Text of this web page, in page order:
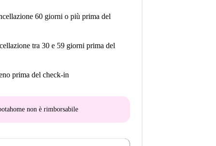
60 giorni o più prima del
tra 30 e 59 giorni prima del
prima del check-in
non è rimborsabile